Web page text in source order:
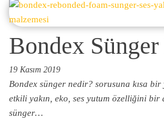
Bondex
19 Kasım 2019
Bondex sünger nedir? sorusuna kısa bir
etkili yakın, eko, ses yutum özelliğini bir
sünger…